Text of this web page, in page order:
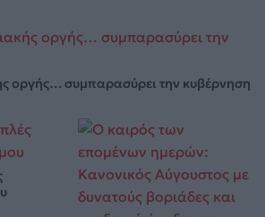
οργής… συμπαρασύρει την κυβέρνηση